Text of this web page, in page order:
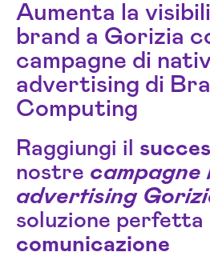
Aumenta la
brand a Gorizia
campagne di
advertising di
Computing
Raggiungi il
nostre campagne
advertising
soluzione perfetta
comunicazione